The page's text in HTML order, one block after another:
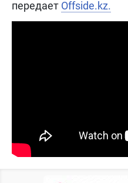
передает Offside.kz.